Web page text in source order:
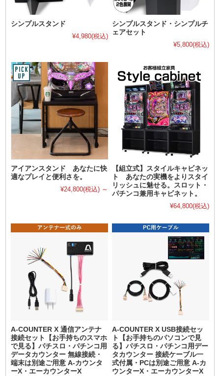
シンプルスタンド
¥4,980(税込)
シンプルスタンド・シンプルチ
ェアセット
¥5,800(税込)
アイアンスタンド あなたに快
適なプレイと便利さを。
¥24,800(税込) ～
【組立式】スタイルキャビネッ
ト あなたの実機をよりスタイ
リッシュに魅せる。スロット・
パチンコ兼用キャビネット。
¥64,800(税込)
A-COUNTER X 通信アンテナ
接続セット【お手持ちのスマホ
で見る】パチスロ・パチンコ用
データカウンター 無線接続・
端末は別途ご用意 A-カウンタ
ーX・エーカウンターX
A-COUNTER X USB接続セッ
ト【お手持ちのパソコンで見
る】パチスロ・パチンコ用デー
タカウンター 接続ケーブル一
式付属・PCは別途ご用意 A-カ
ウンターX・エーカウンターX